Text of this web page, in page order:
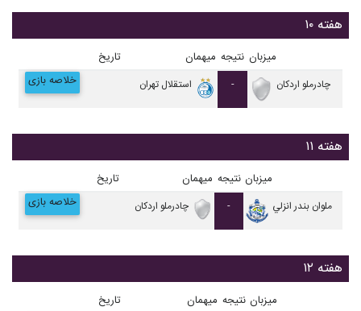
هفته ۱۰
میزبان نتیجه میهمان تاریخ
چادرملو اردکان - استقلال تهران خلاصه بازی
هفته ۱۱
میزبان نتیجه میهمان تاریخ
ملوان بندر انزلي - چادرملو اردکان خلاصه بازی
هفته ۱۲
میزبان نتیجه میهمان تاریخ